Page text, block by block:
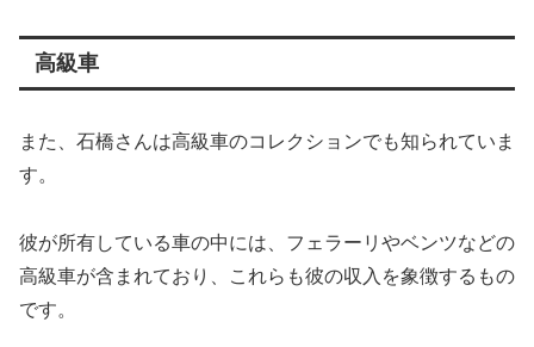
高級車
また、石橋さんは高級車のコレクションでも知られていま
す。
彼が所有している車の中には、フェラーリやベンツなどの
高級車が含まれており、これらも彼の収入を象徴するもの
です。